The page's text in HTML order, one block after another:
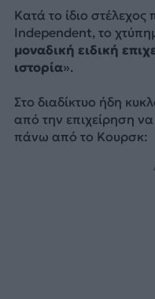
Κατά το ίδιο
Independent, το
μοναδική ειδική
ιστορία».
Στο διαδίκτυο ήδη
από την επιχείρηση
πάνω από το Κουρσκ: